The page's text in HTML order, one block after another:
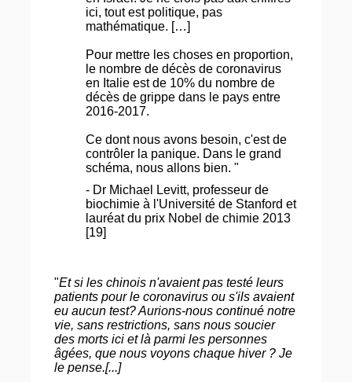
ici, tout est politique, pas
mathématique. […]
Pour mettre les choses en proportion,
le nombre de décès de coronavirus
en Italie est de 10% du nombre de
décès de grippe dans le pays entre
2016-2017.
Ce dont nous avons besoin, c'est de
contrôler la panique. Dans le grand
schéma, nous allons bien. "
- Dr Michael Levitt, professeur de
biochimie à l'Université de Stanford et
lauréat du prix Nobel de chimie 2013
[19]
"Et si les chinois n'avaient pas testé leurs
patients pour le coronavirus ou s'ils avaient
eu aucun test? Aurions-nous continué notre
vie, sans restrictions, sans nous soucier
des morts ici et là parmi les personnes
âgées, que nous voyons chaque hiver ? Je
le pense.[...]